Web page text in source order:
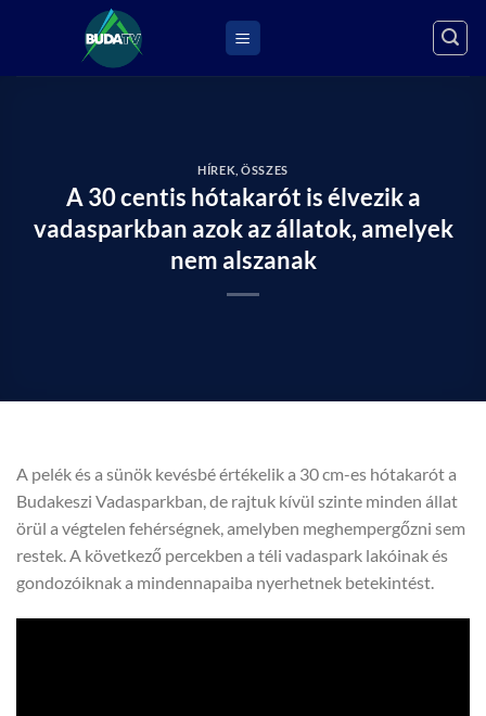
HÍREK ,ÖSSZES
A 30 centis hótakarót is élvezik a
vadasparkban azok az állatok, amelyek
nem alszanak
A pelék és a sünök kevésbé értékelik a 30 cm-es hótakarót a
Budakeszi Vadasparkban, de rajtuk kívül szinte minden állat
örül a végtelen fehérségnek, amelyben meghempergőzni sem
restek. A következő percekben a téli vadaspark lakóinak és
gondozóiknak a mindennapaiba nyerhetnek betekintést.